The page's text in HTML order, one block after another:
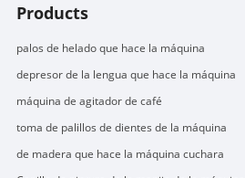
Products
palos de helado que hace la máquina
depresor de la lengua que hace la máquina
máquina de agitador de café
toma de palillos de dientes de la máquina
de madera que hace la máquina cuchara